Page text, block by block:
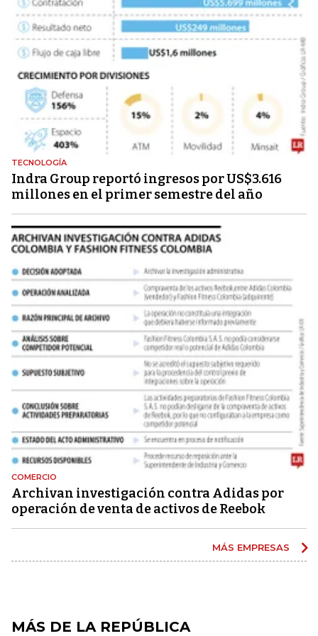
TECNOLOGÍA
Indra Group reportó ingresos por US$3.616
millones en el primer semestre del año
COMERCIO
Archivan investigación contra Adidas por
operación de venta de activos de Reebok
MÁS EMPRESAS
MÁS DE LA REPÚBLICA